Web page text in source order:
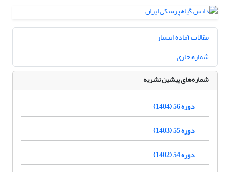
مقالات آماده انتشار
شماره جاری
شماره‌های پیشین نشریه
دوره 56 (1404)
دوره 55 (1403)
دوره 54 (1402)